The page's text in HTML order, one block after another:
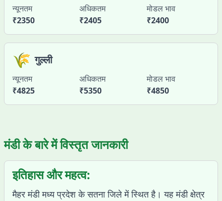
न्यूनतम
₹2350
अधिकतम
₹2405
मोडल भाव
₹2400
🌾 गुल्ली
न्यूनतम
₹4825
अधिकतम
₹5350
मोडल भाव
₹4850
मंडी के बारे में विस्तृत जानकारी
इतिहास और महत्व:
मैहर मंडी मध्य प्रदेश के सतना जिले में स्थित है। यह मंडी क्षेत्र